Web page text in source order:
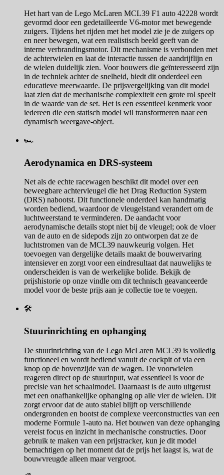
Het hart van de Lego McLaren MCL39 F1 auto 42228 wordt
gevormd door een gedetailleerde V6-motor met bewegende
zuigers. Tijdens het rijden met het model zie je de zuigers op
en neer bewegen, wat een realistisch beeld geeft van de
interne verbrandingsmotor. Dit mechanisme is verbonden met
de achterwielen en laat de interactie tussen de aandrijflijn en
de wielen duidelijk zien. Voor bouwers die geïnteresseerd zijn
in de techniek achter de snelheid, biedt dit onderdeel een
educatieve meerwaarde. De prijsvergelijking van dit model
laat zien dat de mechanische complexiteit een grote rol speelt
in de waarde van de set. Het is een essentieel kenmerk voor
iedereen die een statisch model wil transformeren naar een
dynamisch weergave-object.
🏎️
Aerodynamica en DRS-systeem
Net als de echte racewagen beschikt dit model over een
beweegbare achtervleugel die het Drag Reduction System
(DRS) nabootst. Dit functionele onderdeel kan handmatig
worden bediend, waardoor de vleugelstand verandert om de
luchtweerstand te verminderen. De aandacht voor
aerodynamische details stopt niet bij de vleugel; ook de vloer
van de auto en de sidepods zijn zo ontworpen dat ze de
luchtstromen van de MCL39 nauwkeurig volgen. Het
toevoegen van dergelijke details maakt de bouwervaring
intensiever en zorgt voor een eindresultaat dat nauwelijks te
onderscheiden is van de werkelijke bolide. Bekijk de
prijshistorie op onze vindle om dit technisch geavanceerde
model voor de beste prijs aan je collectie toe te voegen.
🛠️
Stuurinrichting en ophanging
De stuurinrichting van de Lego McLaren MCL39 is volledig
functioneel en wordt bediend vanuit de cockpit of via een
knop op de bovenzijde van de wagen. De voorwielen
reageren direct op de stuurinput, wat essentieel is voor de
precisie van het schaalmodel. Daarnaast is de auto uitgerust
met een onafhankelijke ophanging op alle vier de wielen. Dit
zorgt ervoor dat de auto stabiel blijft op verschillende
ondergronden en bootst de complexe veerconstructies van een
moderne Formule 1-auto na. Het bouwen van deze ophanging
vereist focus en inzicht in mechanische constructies. Door
gebruik te maken van een prijstracker, kun je dit model
bemachtigen op het moment dat de prijs het laagst is, wat de
bouwvreugde alleen maar vergroot.